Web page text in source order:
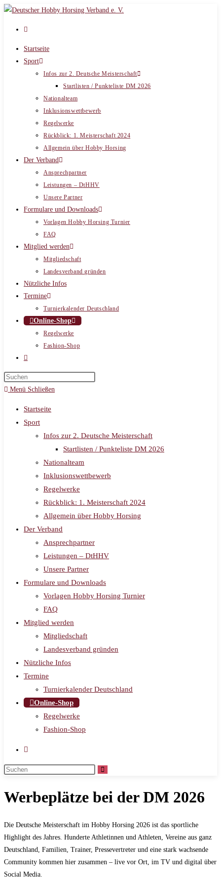
Zum
Startseite
Sport
Infos zur 2. Deutsche Meisterschaft
Startlisten / Punkteliste DM 2026
Nationalteam
Inklusionswettbewerb
Regelwerke
Rückblick: 1. Meisterschaft 2024
Allgemein über Hobby Horsing
Der Verband
Ansprechpartner
Leistungen – DtHHV
Unsere Partner
Formulare und Downloads
Vorlagen Hobby Horsing Turnier
FAQ
Mitglied werden
Mitgliedschaft
Landesverband gründen
Nützliche Infos
Termine
Turnierkalender Deutschland
Online-Shop
Regelwerke
Fashion-Shop
Website-
umschalten
Menü Schließen
Startseite
Sport
Infos zur 2. Deutsche Meisterschaft
Startlisten / Punkteliste DM 2026
Nationalteam
Inklusionswettbewerb
Regelwerke
Rückblick: 1. Meisterschaft 2024
Allgemein über Hobby Horsing
Der Verband
Ansprechpartner
Leistungen – DtHHV
Unsere Partner
Formulare und Downloads
Vorlagen Hobby Horsing Turnier
FAQ
Mitglied werden
Mitgliedschaft
Landesverband gründen
Nützliche Infos
Termine
Turnierkalender Deutschland
Online-Shop
Regelwerke
Fashion-Shop
Werbeplätze bei der DM 2026
Die Deutsche Meisterschaft im Hobby Horsing 2026 ist das sportliche
Highlight des Jahres. Hunderte Athletinnen und Athleten, Vereine aus ganz
Deutschland, Familien, Trainer, Pressevertreter und eine stark wachsende
Community kommen hier zusammen – live vor Ort, im TV und digital über
Social Media.